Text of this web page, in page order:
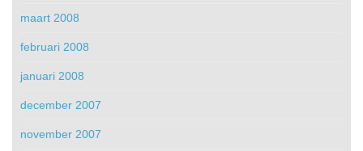
maart 2008
februari 2008
januari 2008
december 2007
november 2007